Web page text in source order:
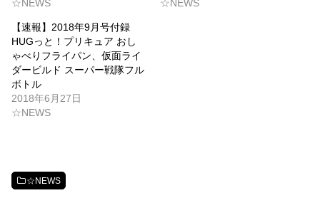
☆NEWS
☆NEWS
【速報】2018年9月号付録
HUGっと！プリキュア おし
ゃべりフライパン、仮面ライ
ダービルド スーパー戦隊フル
ボトル
2018年6月27日
☆NEWS
☆NEWS